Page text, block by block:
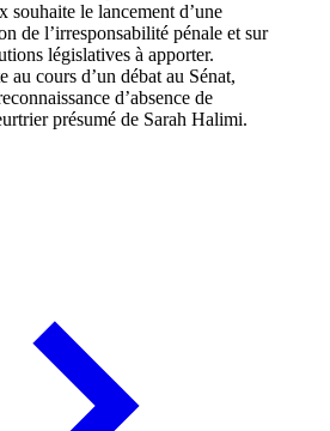
souhaite le lancement d’une
de l’irresponsabilité pénale et sur
législatives à apporter.
au cours d’un débat au Sénat,
d’absence de
présumé de Sarah Halimi.